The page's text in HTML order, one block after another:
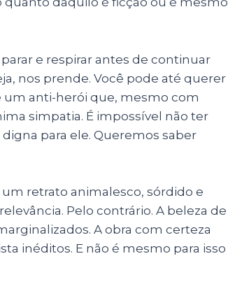
e respirar antes de continuar
nos prende. Você pode até querer
um anti-herói que, mesmo com
simpatia. É impossível não ter
para ele. Queremos saber
retrato animalesco, sórdido e
Pelo contrário. A beleza de
A obra com certeza
inéditos. E não é mesmo para isso